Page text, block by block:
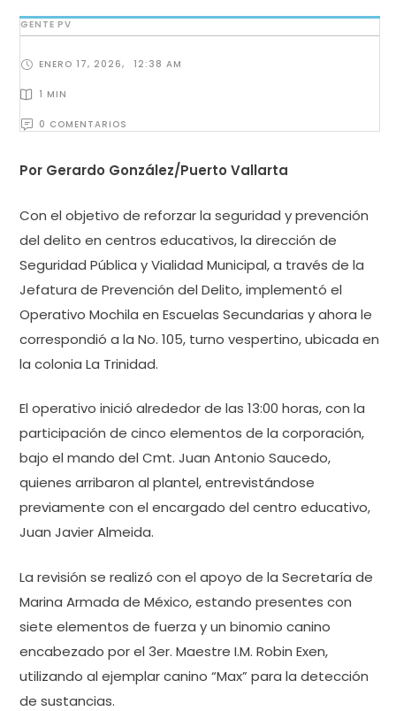
GENTE PV
ENERO 17, 2026, 12:38 AM
1 MIN
0 COMENTARIOS
Por Gerardo González/Puerto Vallarta
Con el objetivo de reforzar la seguridad y prevención
del delito en centros educativos, la dirección de
Seguridad Pública y Vialidad Municipal, a través de la
Jefatura de Prevención del Delito, implementó el
Operativo Mochila en Escuelas Secundarias y ahora le
correspondió a la No. 105, turno vespertino, ubicada en
la colonia La Trinidad.
El operativo inició alrededor de las 13:00 horas, con la
participación de cinco elementos de la corporación,
bajo el mando del Cmt. Juan Antonio Saucedo,
quienes arribaron al plantel, entrevistándose
previamente con el encargado del centro educativo,
Juan Javier Almeida.
La revisión se realizó con el apoyo de la Secretaría de
Marina Armada de México, estando presentes con
siete elementos de fuerza y un binomio canino
encabezado por el 3er. Maestre I.M. Robin Exen,
utilizando al ejemplar canino “Max” para la detección
de sustancias.